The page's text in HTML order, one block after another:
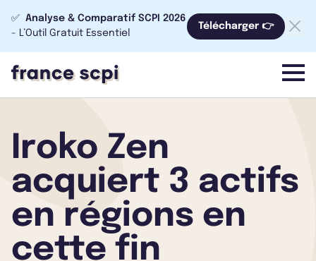
✅ Analyse & Comparatif SCPI 2026
- L’Outil Gratuit Essentiel
Télécharger 👉
menu
Iroko Zen
acquiert 3 actifs
en régions en
cette fin